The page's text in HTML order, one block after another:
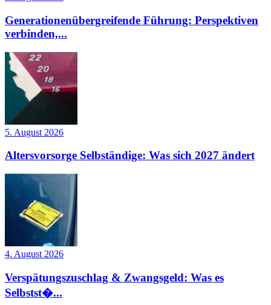
Generationenübergreifende Führung: Perspektiven
verbinden,...
5. August 2026
Altersvorsorge Selbständige: Was sich 2027 ändert
4. August 2026
Verspätungszuschlag & Zwangsgeld: Was es
Selbstst�...